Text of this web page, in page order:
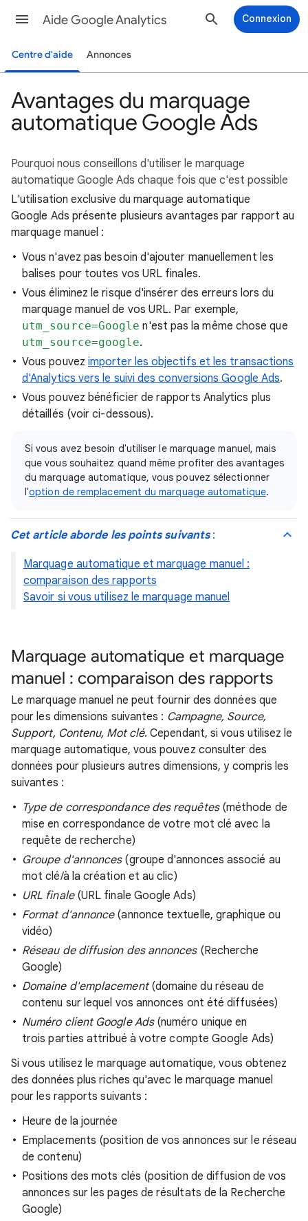
Aide Google Analytics Connexion
Centre d'aide Annonces
Avantages du marquage
automatique Google Ads
Pourquoi nous conseillons d'utiliser le marquage
automatique Google Ads chaque fois que c'est possible
L'utilisation exclusive du marquage automatique
Google Ads présente plusieurs avantages par rapport au
marquage manuel :
Vous n'avez pas besoin d'ajouter manuellement les
balises pour toutes vos URL finales.
Vous éliminez le risque d'insérer des erreurs lors du
marquage manuel de vos URL. Par exemple,
utm_source=Google n'est pas la même chose que
utm_source=google.
Vous pouvez importer les objectifs et les transactions
d'Analytics vers le suivi des conversions Google Ads.
Vous pouvez bénéficier de rapports Analytics plus
détaillés (voir ci-dessous).
Si vous avez besoin d'utiliser le marquage manuel, mais
que vous souhaitez quand même profiter des avantages
du marquage automatique, vous pouvez sélectionner
l'option de remplacement du marquage automatique.
Cet article aborde les points suivants:
Marquage automatique et marquage manuel :
comparaison des rapports
Savoir si vous utilisez le marquage manuel
Marquage automatique et marquage
manuel : comparaison des rapports
Le marquage manuel ne peut fournir des données que
pour les dimensions suivantes : Campagne, Source,
Support, Contenu, Mot clé. Cependant, si vous utilisez le
marquage automatique, vous pouvez consulter des
données pour plusieurs autres dimensions, y compris les
suivantes :
Type de correspondance des requêtes(méthode de
mise en correspondance de votre mot clé avec la
requête de recherche)
Groupe d'annonces(groupe d'annonces associé au
mot clé/à la création et au clic)
URL finale(URL finale Google Ads)
Format d'annonce(annonce textuelle, graphique ou
vidéo)
Réseau de diffusion des annonces(Recherche
Google)
Domaine d'emplacement(domaine du réseau de
contenu sur lequel vos annonces ont été diffusées)
Numéro client Google Ads(numéro unique en
trois parties attribué à votre compte Google Ads)
Si vous utilisez le marquage automatique, vous obtenez
des données plus riches qu'avec le marquage manuel
pour les rapports suivants :
Heure de la journée
Emplacements (position de vos annonces sur le réseau
de contenu)
Positions des mots clés (position de diffusion de vos
annonces sur les pages de résultats de la Recherche
Google)